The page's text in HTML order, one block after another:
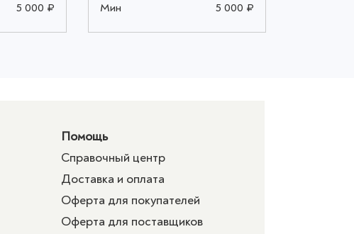
5 000 ₽
Мин
5 000 ₽
Помощь
Справочный центр
Доставка и оплата
Оферта для покупателей
Оферта для поставщиков